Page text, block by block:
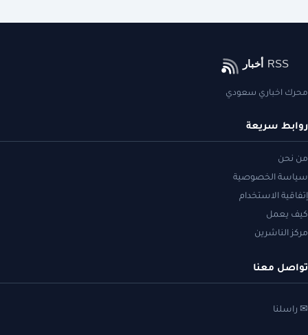
محرك اخباري سعودي
روابط سريعة
من نحن
سياسة الخصوصية
إتفاقية الاستخدام
كيف يعمل
مركز الناشرين
تواصل معنا
✉ راسلنا